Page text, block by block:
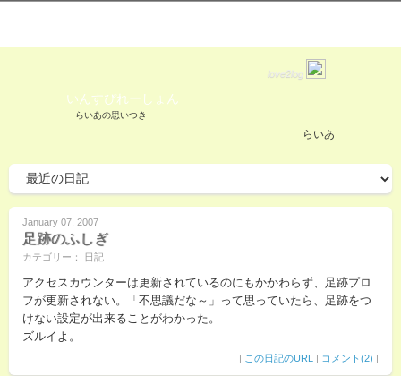
love2log
いんすぴれーしょん
らいあの思いつき
らいあ
January 07, 2007
足跡のふしぎ
カテゴリー： 日記
アクセスカウンターは更新されているのにもかかわらず、足跡プロ
フが更新されない。「不思議だな～」って思っていたら、足跡をつ
けない設定が出来ることがわかった。
ズルイよ。
| この日記のURL | コメント(2) |